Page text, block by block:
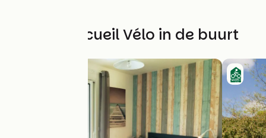
Andere Accueil Vélo in de buurt